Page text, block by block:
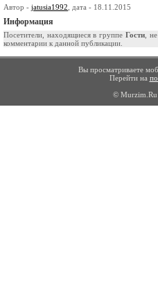
Автор - jatusia1992 , дата - 18.11.2015
Информация
Посетители, находящиеся в группе Гости, не
комментарии к данной публикации.
Вы просматриваете
Перейти на
© Murzim.Ru